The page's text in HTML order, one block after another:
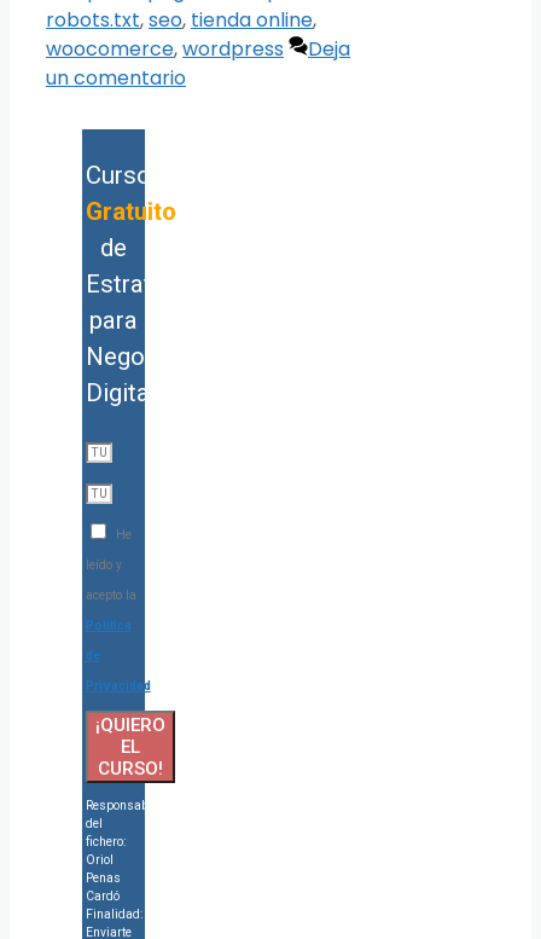
robots.txt,seo, tienda online,
woocomerce,wordpress
Deja
un comentario
Curso
Gratuito
de
Estrategia
para
Negocios
Digitales
He
leído y
acepto la
Política
de
Privacidad
¡QUIERO
EL
CURSO!
Responsable
del
fichero:
Oriol
Penas
Cardó
Finalidad:
Enviarte